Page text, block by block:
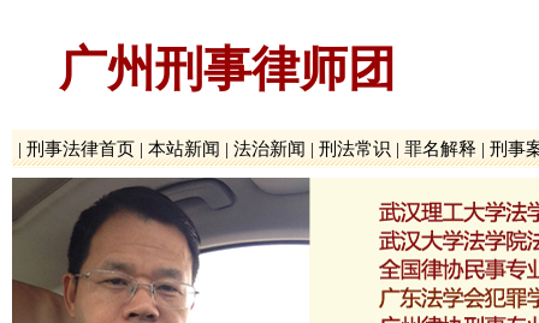
广州刑事律师团
| 刑事法律首页 | 本站新闻 | 法治新闻 | 刑法常识 | 罪名解释 | 刑事